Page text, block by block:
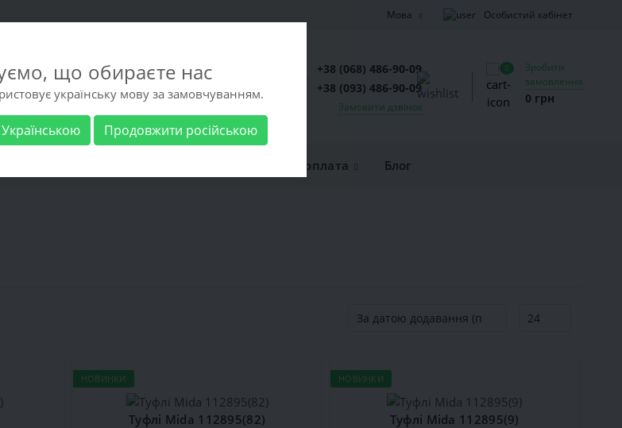
Мова Особистий кабінет
+38 (068) 486-90-09
+38 (093) 486-90-09
Замовити дзвінок
0
Зробити
замовлення
0 грн
Доставка та оплата Блог
НОВИНКИ
Туфлі Mida 112895(82)
НОВИНКИ
Туфлі Mida 112895(9)
що обираєте нас
українську мову за замовчуванням.
Продовжити російською